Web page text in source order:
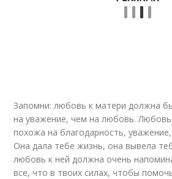
Запомни: любовь к матери должна
на уважение, чем на любовь.
похожа на благодарность,
Она дала тебе жизнь, она вывела
любовь к ней должна очень
все, что в твоих силах, чтобы